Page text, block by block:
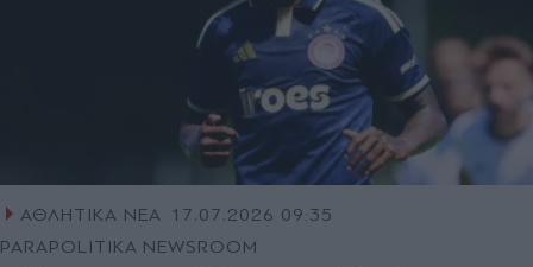
ΑΘΛΗΤΙΚΑ ΝΕΑ 17.07.2026 09:35
PARAPOLITIKA NEWSROOM